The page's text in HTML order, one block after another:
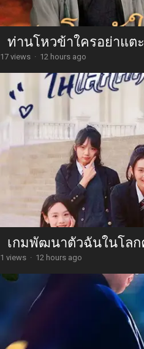
ท่านโหวข้าใครอย่าแตะ
17 views · 12 hours ago
เกมพัฒนาตัวฉันในโลก
1 views · 12 hours ago